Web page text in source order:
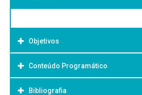
Objetivos
Objetivo Geral:
Conteúdo Programático
Bibliografia